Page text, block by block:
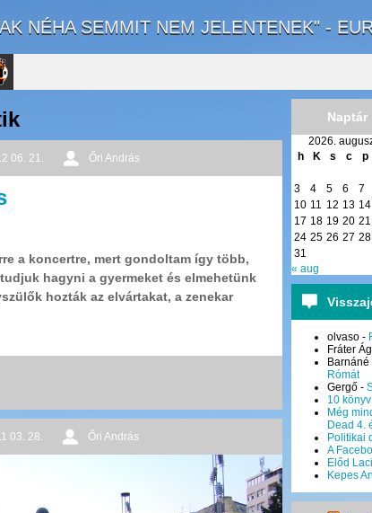
NÉHA SEMMIT NEM JELENTENEK" -
06. 21. Őri András
a koncertre, mert gondoltam így több,
hagyni a gyermeket és elmehetünk
hozták az elvártakat, a zenekar
03. 28. Őri András
Naptár
2026.
h
K s c p
3
4 5 6 7
10 11 12 13 14
17 18 19 20 21
24 25 26 27 28
31
« aug
olvaso -
Fráter
Rómát
Gergő -
10
Még
Dead 4.
Politikai
A
Előd Laci
Kepes